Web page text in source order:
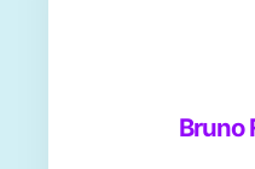
Bruno